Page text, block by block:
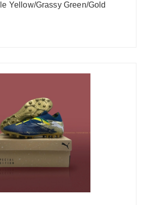
Yellow/Grassy Green/Gold